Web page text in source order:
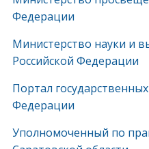
Федерации
Министерство науки и
Российской Федерации
Портал государственных
Федерации
Уполномоченный по